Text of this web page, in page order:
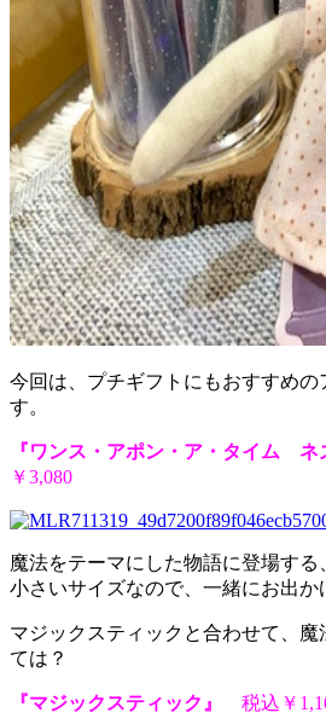
今回は、プチギフトにもおすすめの
す。
『ワンス・アポン・ア・タイム ネ
￥3,080
魔法をテーマにした物語に登場する
小さいサイズなので、一緒にお出か
マジックスティックと合わせて、
ては？
『マジックスティック』 税込￥